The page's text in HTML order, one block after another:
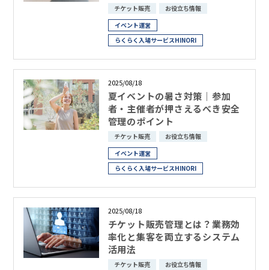
チケット販売
お役立ち情報
イベント運営
らくらく入場サービスHINORI
2025/08/18
夏イベントの暑さ対策｜参加
者・主催者が押さえるべき安全
管理のポイント
チケット販売
お役立ち情報
イベント運営
らくらく入場サービスHINORI
2025/08/18
チケット販売管理とは？業務効
率化と集客を両立するシステム
活用法
チケット販売
お役立ち情報